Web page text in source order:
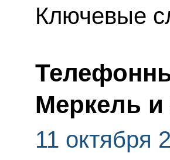
Ключевые
Меркель
11 октября